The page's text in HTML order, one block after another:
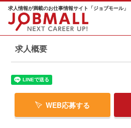
求人情報が満載のお仕事情報サイト「ジョブモール」
求人概要
WEB応募する